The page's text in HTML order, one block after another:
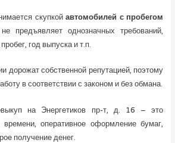
скупкойавтомобилей с пробегом
предъявляет однозначных требований,
год выпуска и т.п.
дорожат собственной репутацией, поэтому
в соответствии с законом и без обмана.
на Энергетиков пр-т, д. 16 – это
времени, оперативное оформление бумаг,
получение денег.